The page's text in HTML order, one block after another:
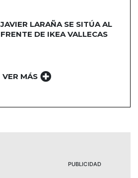
JAVIER LARAÑA SE SITÚA AL
FRENTE DE IKEA VALLECAS
VER MÁS
PUBLICIDAD